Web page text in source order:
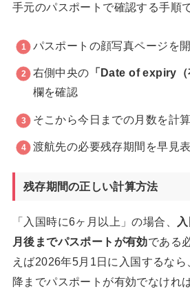
手元のパスポートで確認する手順で
パスポートの顔写真ページを開
右側中央の 「Date of expiry（
欄を確認
そこから今日までの月数を計算
渡航先の必要残存期間を早見
残存期間の正しい計算方法
「入国時に6ヶ月以上」の場合、
月後までパスポートが有効である
えば2026年5月1日に入国するな
降までパスポートが有効でなけれ